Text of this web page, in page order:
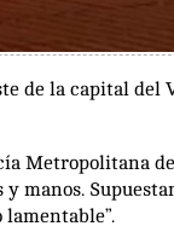
de la capital del
Metropolitana
manos.
lamentable”.